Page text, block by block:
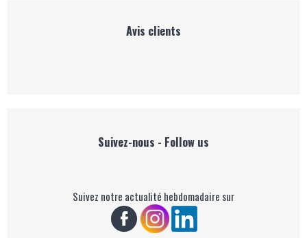
Avis clients
Suivez-nous - Follow us
Suivez notre actualité hebdomadaire sur